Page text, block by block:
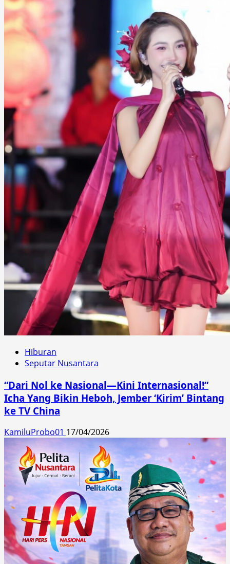
Hiburan
Seputar Nusantara
“Dari Nol ke Nasional—Kini Internasional!”
Icha Yang Bikin Heboh, Jember ‘Kirim’ Bintang
ke TV China
KamiluProbo01 17/04/2026